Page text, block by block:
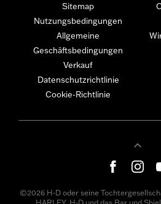
Sitemap
Nutzungsbedingungen
Allgemeine
Geschäftsbedingungen
Verkauf
Datenschutzrichtlinie
Cookie-Richtlinie
©2026 H-D oder seine